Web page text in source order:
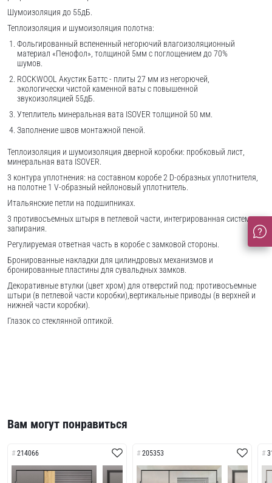
Шумоизоляция до 55дБ.
Теплоизоляция и шумоизоляция полотна:
Фольгированный вспененный негорючий влагоизоляционный
материал «Пенофол», толщиной 5мм с поглощением до 70%
шумов.
ROCKWOOL Акустик Баттс - плиты 27 мм из негорючей,
экологически чистой каменной ваты с повышенной
звукоизоляцией 55дБ.
Утеплитель минеральная вата ISOVER толщиной 50 мм.
Заполнение швов монтажной пеной.
Теплоизоляция и шумоизоляция дверной коробки: пробковый лист,
минеральная вата ISOVER.
3 контура уплотнения: на составном коробе 2 D-образных уплотнителя,
на полотне 1 V-образный нейлоновый уплотнитель.
Итальянские петли на подшипниках.
3 противосъемных штыря в петлевой части, интегрированная система
запирания.
Регулируемая ответная часть в коробе с замковой стороны.
Бронированные накладки для цилиндровых механизмов и
бронированные пластины для сувальдных замков.
Декоративные втулки (цвет хром) для отверстий под: противосъемные
штыри (в петлевой части коробки),вертикальные приводы (в верхней и
нижней части коробки).
Глазок со стеклянной оптикой.
Вам могут понравиться
214066 205353